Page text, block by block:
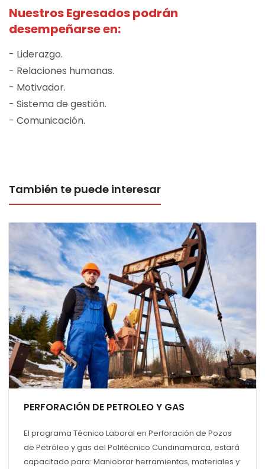
Nuestros Egresados podrán
desempeñarse en:
- Liderazgo.
- Relaciones humanas.
- Motivador.
- Sistema de gestión.
- Comunicación.
También te puede interesar
PERFORACIÓN DE PETROLEO Y GAS
El programa Técnico Laboral en Perforación de Pozos
de Petróleo y gas del Politécnico Cundinamarca, estará
capacitado para: Maniobrar herramientas, materiales y